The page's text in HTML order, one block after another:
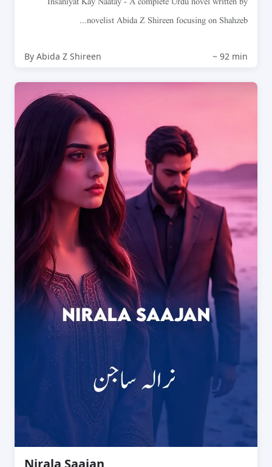
novelist Abida Z Shireen focusing on Shahzeb...
By Abida Z Shireen ~ 92 min
Nirala Saajan